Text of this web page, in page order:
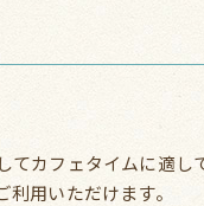
カフェタイムに適
用いただけます。